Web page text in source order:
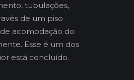
tubulações,
de um piso
acomodação do
Esse é um dos
está concluído.